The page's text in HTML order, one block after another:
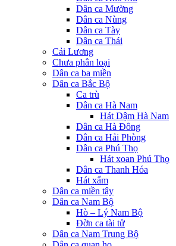
Dân ca Mường
Dân ca Nùng
Dân ca Tày
Dân ca Thái
Cải Lương
Chưa phân loại
Dân ca ba miền
Dân ca Bắc Bộ
Ca trù
Dân ca Hà Nam
Hát Dậm Hà Nam
Dân ca Hà Đông
Dân ca Hải Phòng
Dân ca Phú Thọ
Hát xoan Phú Thọ
Dân ca Thanh Hóa
Hát xẩm
Dân ca miền tây
Dân ca Nam Bộ
Hò – Lý Nam Bộ
Đờn ca tài tử
Dân ca Nam Trung Bộ